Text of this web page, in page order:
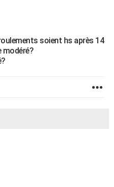
soient hs après 14